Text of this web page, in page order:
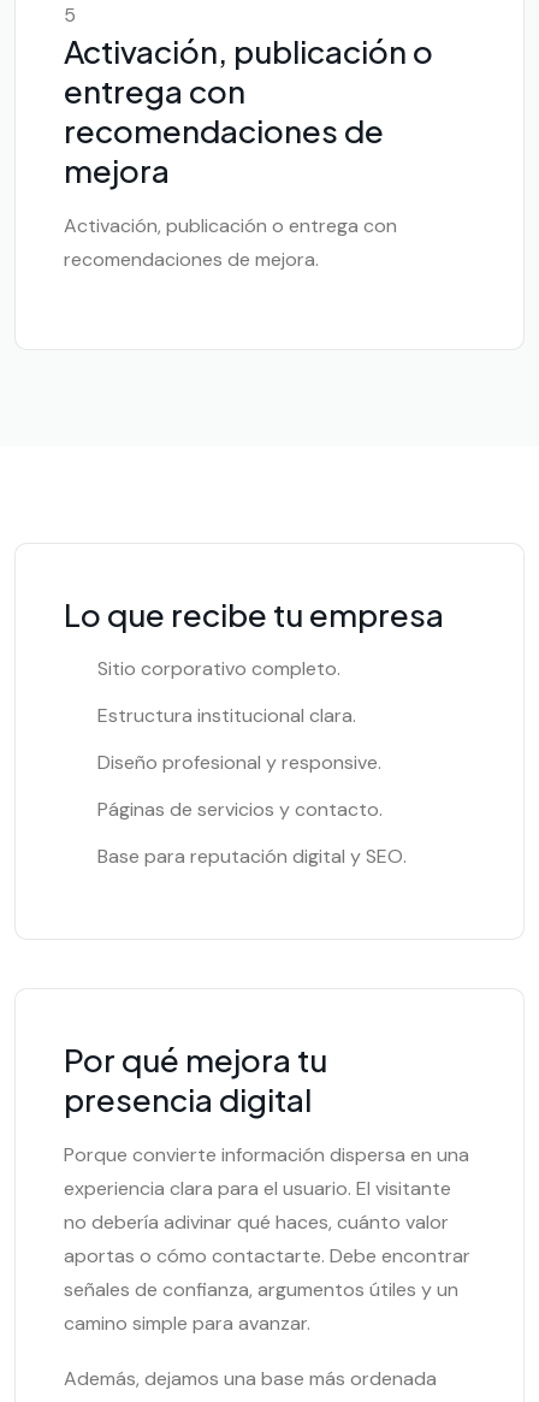
5
Activación, publicación o
entrega con
recomendaciones de
mejora
Activación, publicación o entrega con
recomendaciones de mejora.
Lo que recibe tu empresa
Sitio corporativo completo.
Estructura institucional clara.
Diseño profesional y responsive.
Páginas de servicios y contacto.
Base para reputación digital y SEO.
Por qué mejora tu
presencia digital
Porque convierte información dispersa en una
experiencia clara para el usuario. El visitante
no debería adivinar qué haces, cuánto valor
aportas o cómo contactarte. Debe encontrar
señales de confianza, argumentos útiles y un
camino simple para avanzar.
Además, dejamos una base más ordenada